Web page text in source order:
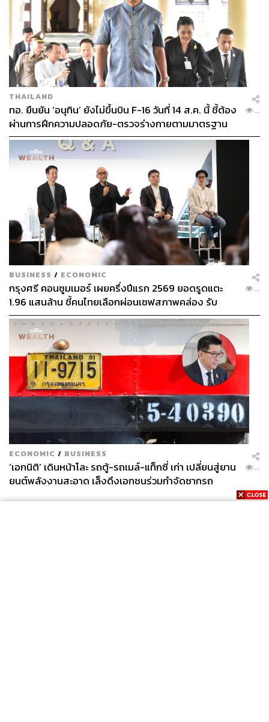
THAILAND
ทอ. ยืนยัน ‘อนุทิน’ ยังไม่ขึ้นบิน F-16 วันที่ 14 ส.ค. นี้ ชี้ต้อง
ผ่านการฝึกความปลอดภัย-ตรวจร่างกายตามมาตรฐาน
ก่อน
...
BUSINESS / ECONOMIC
กรุงศรี คอนซูมเมอร์ เผยครึ่งปีแรก 2569 ยอดรูดแตะ
1.96 แสนล้าน ชี้คนไทยเลือกผ่อนเซฟสภาพคล่อง รับ
เศรษฐกิจผันผวนฉุดผลประกอบการพลาดเป้า
...
ECONOMIC / BUSINESS
‘เอกนิติ’ เดินหน้าโละ รถตู้-รถเมล์-แท็กซี่ เก่า เปลี่ยนสู่ยาน
ยนต์พลังงานสะอาด เล็งดึงเอกชนร่วมกำจัดซากรถ
...